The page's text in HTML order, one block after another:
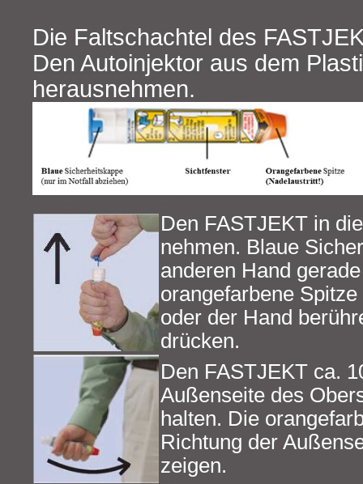
Die Faltschachtel des
Den Autoinjektor aus dem
herausnehmen.
Den FASTJEKT in
nehmen. Blaue
anderen Hand
orangefarbene
oder der Hand
drücken.
Den FASTJEKT ca.
Außenseite des
halten. Die
Richtung der
zeigen.